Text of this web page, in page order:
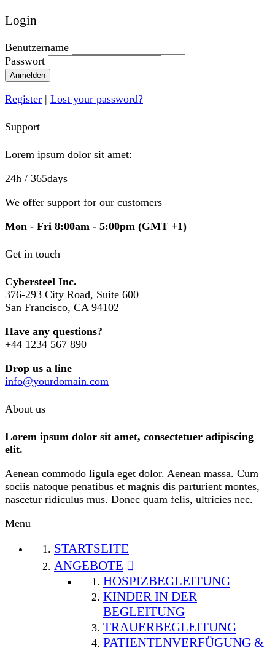
Login
Benutzername
Passwort
Anmelden
Register | Lost your password?
Support
Lorem ipsum dolor sit amet:
24h / 365days
We offer support for our customers
Mon - Fri 8:00am - 5:00pm (GMT +1)
Get in touch
Cybersteel Inc.
376-293 City Road, Suite 600
San Francisco, CA 94102
Have any questions?
+44 1234 567 890
Drop us a line
info@yourdomain.com
About us
Lorem ipsum dolor sit amet, consectetuer adipiscing
elit.
Aenean commodo ligula eget dolor. Aenean massa. Cum
sociis natoque penatibus et magnis dis parturient montes,
nascetur ridiculus mus. Donec quam felis, ultricies nec.
Menu
STARTSEITE
ANGEBOTE
HOSPIZBEGLEITUNG
KINDER IN DER
BEGLEITUNG
TRAUERBEGLEITUNG
PATIENTENVERFÜGUNG &